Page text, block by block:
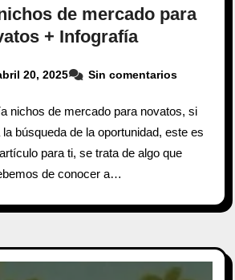
de mercado para
+ Infografía
20, 2025 Sin comentarios
nichos de mercado para novatos, si
búsqueda de la oportunidad, este es
para ti, se trata de algo que
de conocer a…